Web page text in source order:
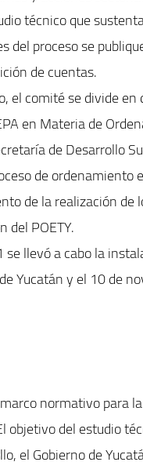
técnico que
del proceso se
de cuentas.
el comité se divide
en Materia de
de Desarrollo
de ordenamiento
de la realización
del POETY.
llevó a cabo la
Yucatán y el 10 de
normativo para
objetivo del estudio
el Gobierno de